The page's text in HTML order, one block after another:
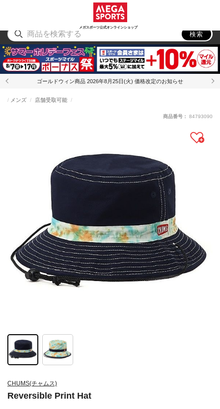
メガスポーツ公式オンラインショップ
アウトドア
検索
ゴールドウィン商品 2026年8月25日(火) 価格改定のお知らせ
CHUMS(チャムス)
Reversible Print Hat
メンズ 店舗受取可能
商品番号： 84793090